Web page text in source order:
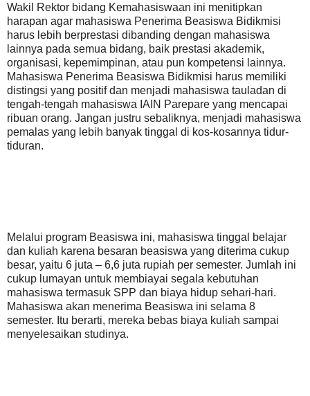
Wakil Rektor bidang Kemahasiswaan ini menitipkan
harapan agar mahasiswa Penerima Beasiswa Bidikmisi
harus lebih berprestasi dibanding dengan mahasiswa
lainnya pada semua bidang, baik prestasi akademik,
organisasi, kepemimpinan, atau pun kompetensi lainnya.
Mahasiswa Penerima Beasiswa Bidikmisi harus memiliki
distingsi yang positif dan menjadi mahasiswa tauladan di
tengah-tengah mahasiswa IAIN Parepare yang mencapai
ribuan orang. Jangan justru sebaliknya, menjadi mahasiswa
pemalas yang lebih banyak tinggal di kos-kosannya tidur-
tiduran.
Melalui program Beasiswa ini, mahasiswa tinggal belajar
dan kuliah karena besaran beasiswa yang diterima cukup
besar, yaitu 6 juta – 6,6 juta rupiah per semester. Jumlah ini
cukup lumayan untuk membiayai segala kebutuhan
mahasiswa termasuk SPP dan biaya hidup sehari-hari.
Mahasiswa akan menerima Beasiswa ini selama 8
semester. Itu berarti, mereka bebas biaya kuliah sampai
menyelesaikan studinya.